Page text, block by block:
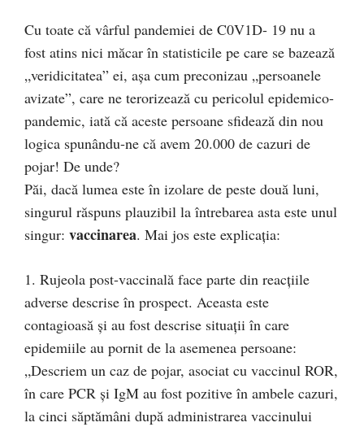
Cu toate că vârful pandemiei de C0V1D- 19 nu a
fost atins nici măcar în statisticile pe care se bazează
„veridicitatea” ei, așa cum preconizau „persoanele
avizate”, care ne terorizează cu pericolul epidemico-
pandemic, iată că aceste persoane sfidează din nou
logica spunându-ne că avem 20.000 de cazuri de
pojar! De unde?
Păi, dacă lumea este în izolare de peste două luni,
singurul răspuns plauzibil la întrebarea asta este unul
singur: vaccinarea. Mai jos este explicația:
1. Rujeola post-vaccinală face parte din reacțiile
adverse descrise în prospect. Aceasta este
contagioasă și au fost descrise situații în care
epidemiile au pornit de la asemenea persoane:
„Descriem un caz de pojar, asociat cu vaccinul ROR,
în care PCR și IgM au fost pozitive în ambele cazuri,
la cinci săptămâni după administrarea vaccinului